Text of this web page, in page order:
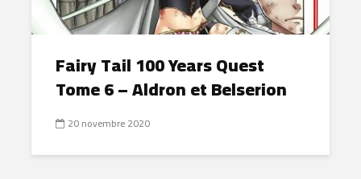
Fairy Tail 100 Years Quest
Tome 6 – Aldron et Belserion
20 novembre 2020